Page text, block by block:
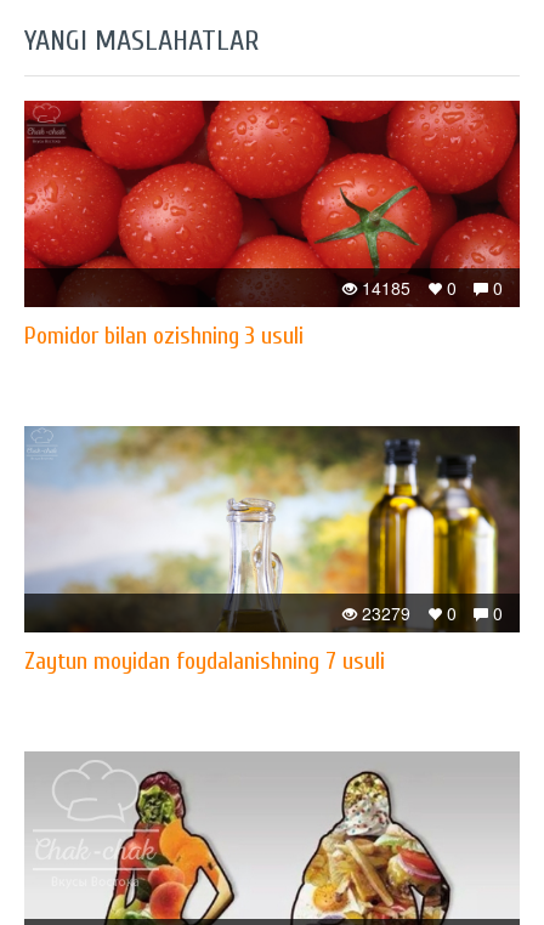
YANGI MASLAHATLAR
0
0
14185
Pomidor bilan ozishning 3 usuli
0
0
23279
Zaytun moyidan foydalanishning 7 usuli